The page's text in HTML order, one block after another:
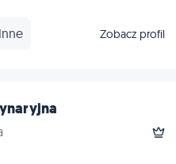
Inne Zobacz profil